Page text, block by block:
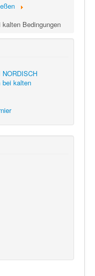
Bedingungen
bei kalten